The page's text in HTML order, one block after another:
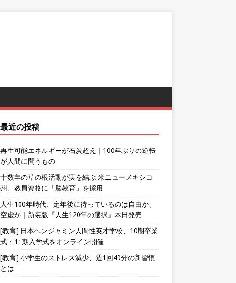
最近の投稿
再生可能エネルギーが石炭超え｜100年ぶりの逆転
が人間に問うもの
十数年の草の根活動が実を結ぶ 米ニューメキシコ
州、教員資格に「脳教育」を採用
人生100年時代、定年後に待っているのは自由か、
空虚か｜新装版『人生120年の選択』本日発売
[教育] 日本ベンジャミン人間性英才学校、10期卒業
式・11期入学式をオンライン開催
[教育] 小学生のストレス減少、週1回40分の新習慣
とは